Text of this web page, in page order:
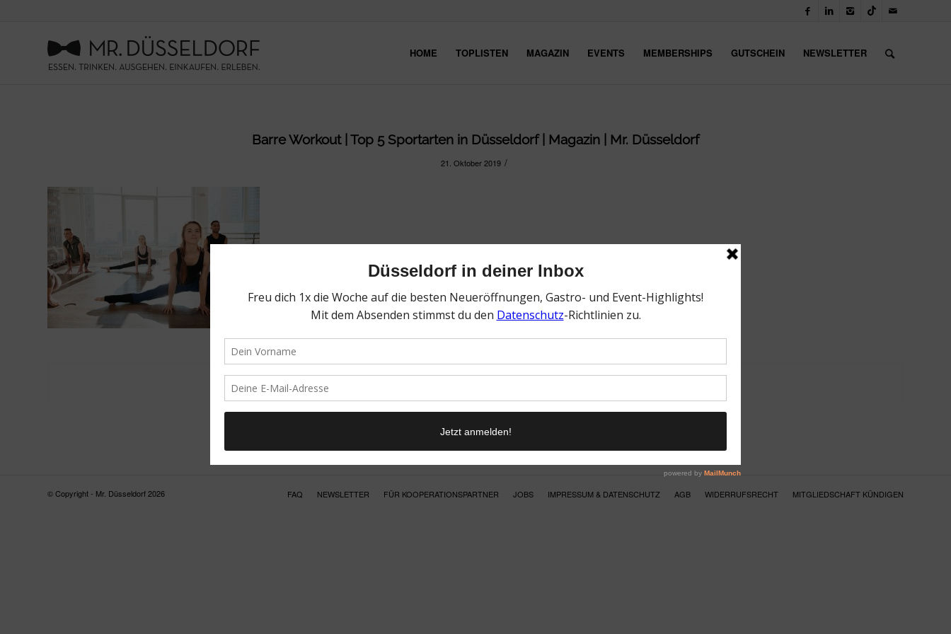
HOME TOPLISTEN MAGAZIN EVENTS MEMBERSHIPS GUTSCHEIN NEWSLETTER
Barre Workout | Top 5 Sportarten in Düsseldorf | Magazin | Mr. Düsseldorf
21. Oktober 2019 /
© Copyright - Mr. Düsseldorf 2026 FAQ NEWSLETTER FÜR KOOPERATIONSPARTNER JOBS IMPRESSUM & DATENSCHUTZ AGB WIDERRUFSRECHT MITGLIEDSCHAFT KÜNDIGEN